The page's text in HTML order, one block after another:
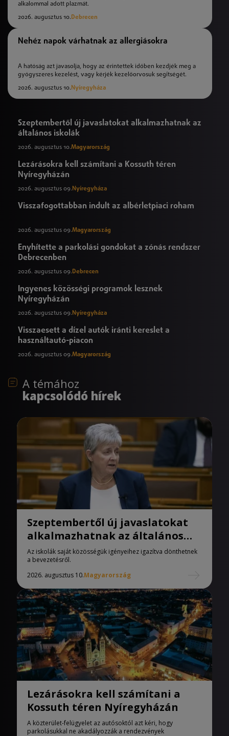
alkalommal adott plazmát.
2026. augusztus 10.Debrecen
Nehéz napok várhatnak az allergiásokra
A hatóság azt javasolja, hogy az érintettek időben kezdjék meg a
gyógyszeres kezelést, vagy kérjék kezelőorvosuk segítségét.
2026. augusztus 10. Nyíregyháza
Szeptembertől új javaslatokat alkalmazhatnak az
általános iskolák
2026. augusztus 10.Magyarország
Lezárásokra kell számítani a Kossuth téren
Nyíregyházán
2026. augusztus 09. Nyíregyháza
Visszafogottabban indult az albérletpiaci roham
2026. augusztus 09.Magyarország
Enyhítette a parkolási gondokat a zónás rendszer
Debrecenben
2026. augusztus 09.Debrecen
Ingyenes közösségi programok lesznek
Nyíregyházán
2026. augusztus 09. Nyíregyháza
Visszaesett a dízel autók iránti kereslet a
használtautó-piacon
2026. augusztus 09.Magyarország
A témához
kapcsolódó hírek
Szeptembertől új javaslatokat
alkalmazhatnak az általános
iskolák
Az iskolák saját közösségük igényeihez igazítva dönthetnek
a bevezetésről.
2026. augusztus 10.Magyarország
Lezárásokra kell számítani a
Kossuth téren Nyíregyházán
A közterület-felügyelet az autósoktól azt kéri, hogy
parkolásukkal ne akadályozzák a rendezvények